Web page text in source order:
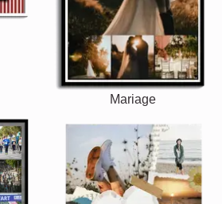
Mariage